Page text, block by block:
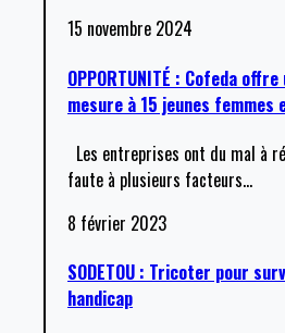
15 novembre 2024
OPPORTUNITÉ : Cofeda
mesure à 15 jeunes femmes
Les entreprises ont du mal à
faute à plusieurs facteurs…
8 février 2023
SODETOU : Tricoter pour
handicap